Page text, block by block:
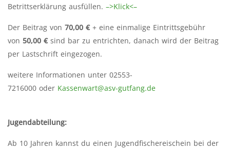
Betrittserklärung ausfüllen. –>Klick<–
Der Beitrag von 70,00 €+ eine einmalige Eintrittsgebühr
von 50,00 €sind bar zu entrichten, danach wird der Beitrag
per Lastschrift eingezogen.
weitere Informationen unter 02553-
7216000 oder Kassenwart@asv-gutfang.de
Jugendabteilung:
Ab 10 Jahren kannst du einen Jugendfischereischein bei der